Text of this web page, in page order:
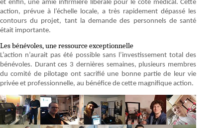
et enfin, une amie infirmière libérale pour le côté médical. Cette
action, prévue à l’échelle locale, a très rapidement dépassé les
contours du projet, tant la demande des personnels de santé
était importante.
Les bénévoles, une ressource exceptionnelle
L’action n’aurait pas été possible sans l’investissement total des
bénévoles. Durant ces 3 dernières semaines, plusieurs membres
du comité de pilotage ont sacrifié une bonne partie de leur vie
privée et professionnelle, au bénéfice de cette magnifique action.